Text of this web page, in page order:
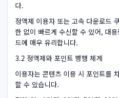
다.
정액제 이용자 또는 고속 다운로드
한 없이 빠르게 수신할 수 있어, 대
드에 매우 유리합니다.
3.2 정액제와 포인트 병행 체계
이용자는 콘텐츠 이용 시 포인트를
할 수 있습니다.